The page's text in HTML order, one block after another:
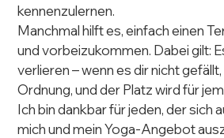
kennenzulernen.
Manchmal hilft es, einfach einen
und vorbeizukommen. Dabei gilt:
verlieren – wenn es dir nicht
Ordnung, und der Platz wird für
Ich bin dankbar für jeden, der sich
mich und mein Yoga-Angebot